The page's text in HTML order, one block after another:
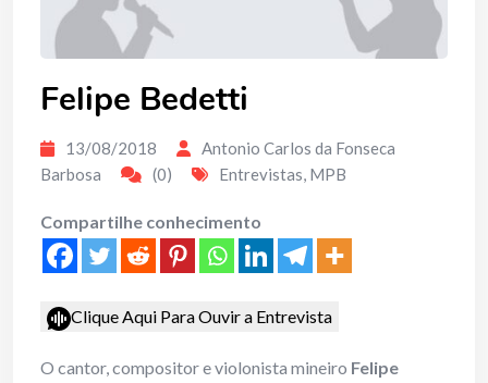
Felipe Bedetti
13/08/2018
Antonio Carlos da Fonseca
Barbosa
(0) Entrevistas, MPB
Compartilhe conhecimento
Clique Aqui Para Ouvir a Entrevista
O cantor, compositor e violonista mineiro Felipe